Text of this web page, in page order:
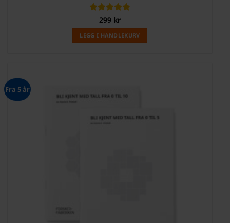
Vurdert
4.83av 5
299 kr
LEGG I HANDLEKURV
Fra 5 år